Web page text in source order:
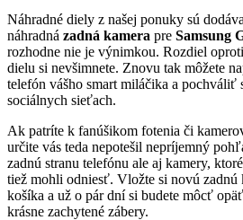
Náhradné diely z našej ponuky sú
náhradná zadná kamera pre Samsung
rozhodne nie je výnimkou. Rozdiel
dielu si nevšimnete. Znovu tak môžete
telefón vášho smart miláčika a pochváliť
sociálnych sieťach.
Ak patríte k fanúšikom fotenia či
určite vás teda nepotešil nepríjemný
zadnú stranu telefónu ale aj kamery,
tiež mohli odniesť. Vložte si novú zadnú
košíka a už o pár dní si budete môcť
krásne zachytené zábery.